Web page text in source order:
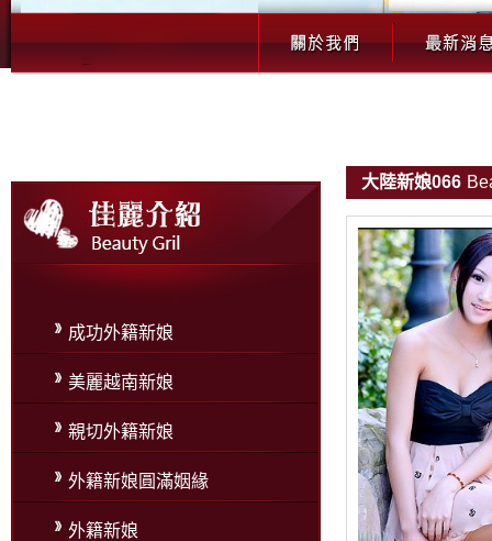
成功外籍新娘
美麗越南新娘
親切外籍新娘
外籍新娘圓滿姻緣
外籍新娘
大陸新娘066